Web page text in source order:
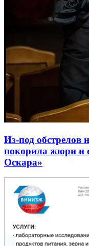
Из-под обстрелов
покорила жюри и
Оскара»